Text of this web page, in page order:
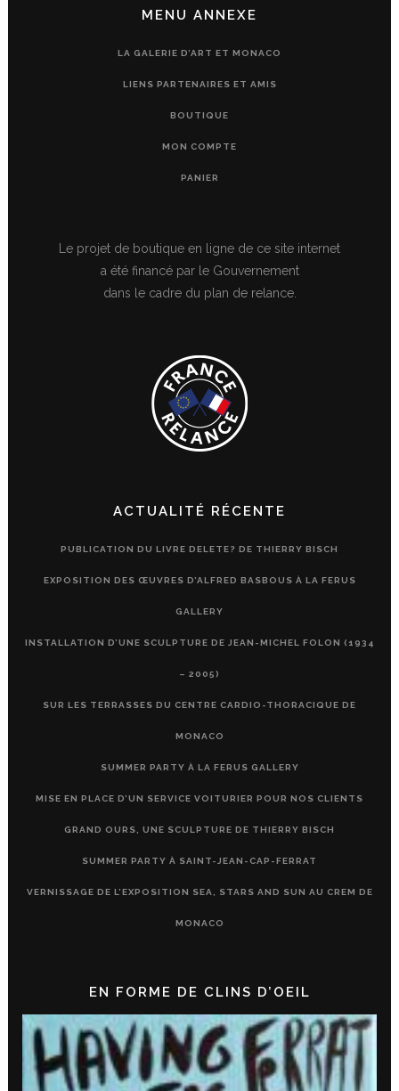
MENU ANNEXE
LA GALERIE D’ART ET MONACO
LIENS PARTENAIRES ET AMIS
BOUTIQUE
MON COMPTE
PANIER
Le projet de boutique en ligne de ce site internet
a été financé par le Gouvernement
dans le cadre du plan de relance.
ACTUALITÉ RÉCENTE
PUBLICATION DU LIVRE DELETE? DE THIERRY BISCH
EXPOSITION DES ŒUVRES D’ALFRED BASBOUS À LA FERUS
GALLERY
INSTALLATION D’UNE SCULPTURE DE JEAN-MICHEL FOLON (1934
– 2005)
SUR LES TERRASSES DU CENTRE CARDIO-THORACIQUE DE
MONACO
SUMMER PARTY À LA FERUS GALLERY
MISE EN PLACE D’UN SERVICE VOITURIER POUR NOS CLIENTS
GRAND OURS, UNE SCULPTURE DE THIERRY BISCH
SUMMER PARTY À SAINT-JEAN-CAP-FERRAT
VERNISSAGE DE L’EXPOSITION SEA, STARS AND SUN AU CREM DE
MONACO
EN FORME DE CLINS D’OEIL